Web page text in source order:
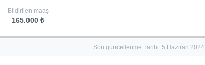
Bildirilen maaş
165.000 ₺
Son güncellenme Tarihi: 5 Haziran 2024